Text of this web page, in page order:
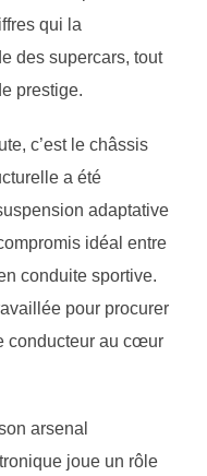
qui la
des supercars, tout
prestige.
c’est le châssis
a été
adaptative
idéal entre
conduite sportive.
pour procurer
conducteur au cœur
arsenal
joue un rôle